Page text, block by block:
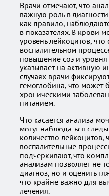
Врачи отмечают, что
важную роль в
как правило,
в показателях. В крови
уровень лейкоцитов, что
воспалительном
повышение соэ и уровня
указывает на активную
случаях врачи
гемоглобина, что может
хроническими
питанием.
Что касается анализа
могут наблюдаться
количество лейкоцитов,
воспалительные
подчеркивают, что
анализам позволяет не
диагноз, но и оценить
что крайне важно для
лечения.